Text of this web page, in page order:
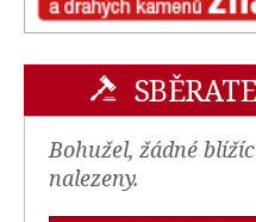
Bohužel, žádné
nalezeny.